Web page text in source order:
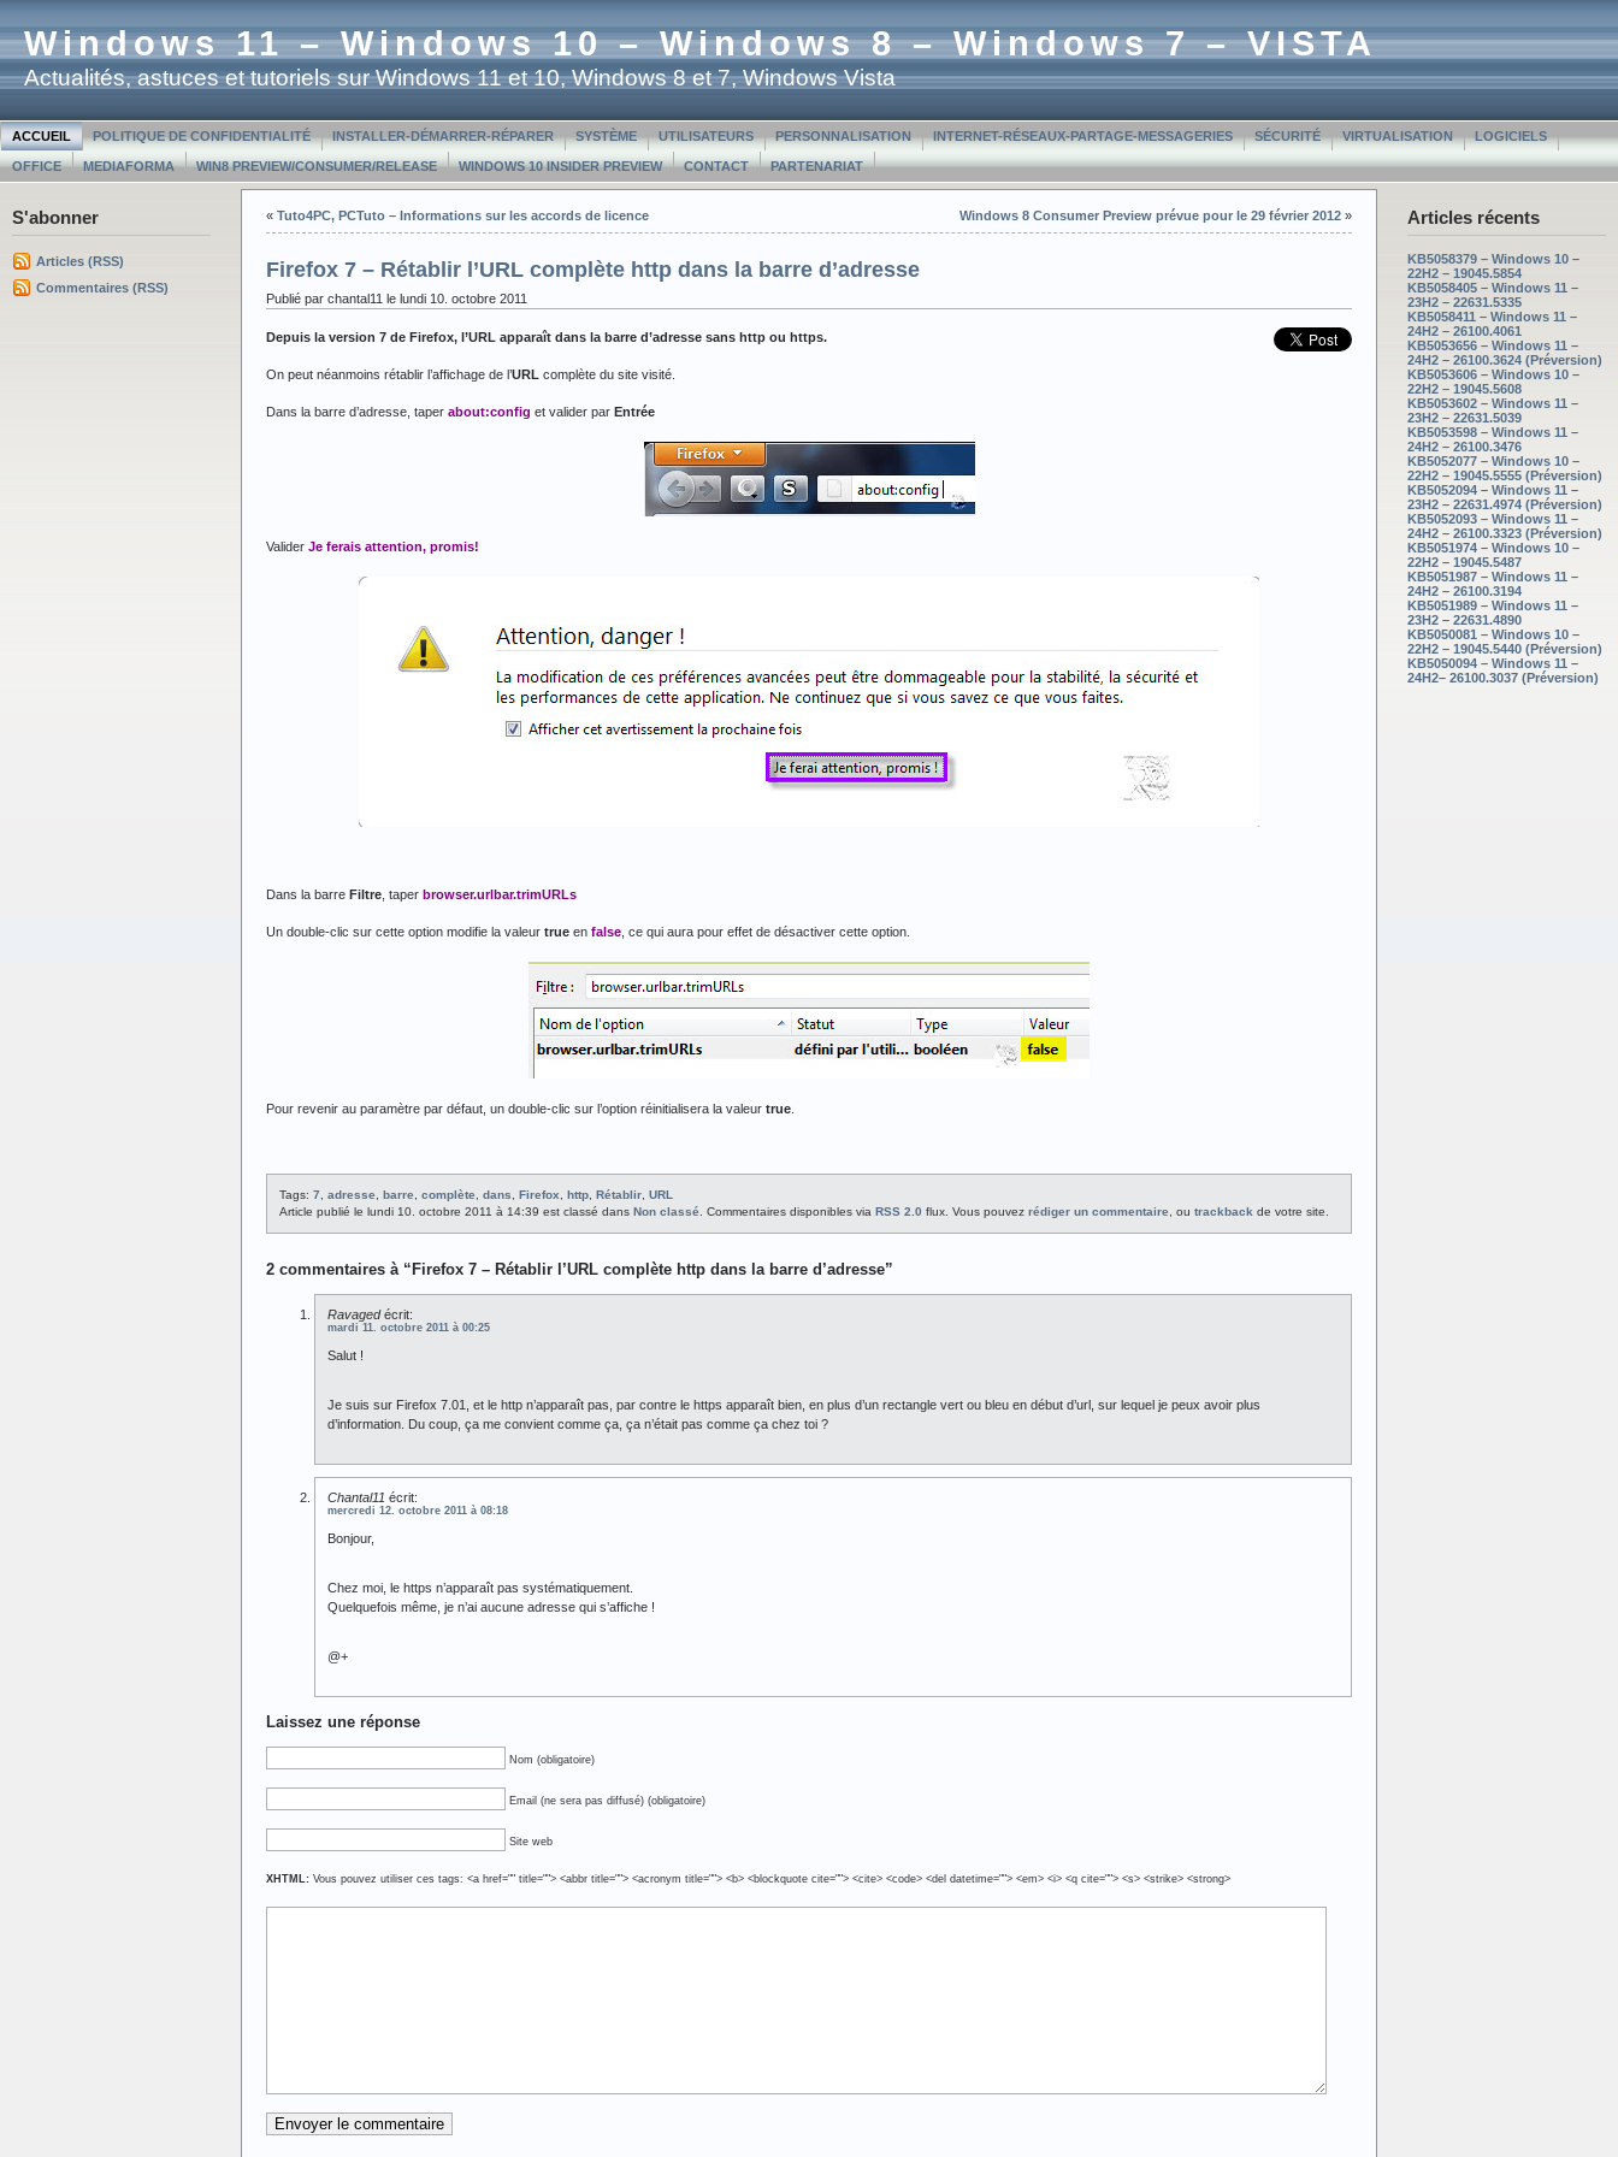
Windows 11 – Windows 10 – Windows 8 – Windows 7 – VISTA
Actualités, astuces et tutoriels sur Windows 11 et 10, Windows 8 et 7, Windows Vista
ACCUEIL POLITIQUE DE CONFIDENTIALITÉ INSTALLER-DÉMARRER-RÉPARER SYSTÈME UTILISATEURS PERSONNALISATION INTERNET-RÉSEAUX-PARTAGE-MESSAGERIES SÉCURITÉ VIRTUALISATION LOGICIELS
OFFICE MEDIAFORMA WIN8 PREVIEW/CONSUMER/RELEASE WINDOWS 10 INSIDER PREVIEW CONTACT PARTENARIAT
S'abonner
Articles (RSS)
Commentaires (RSS)
Articles récents
KB5058379 – Windows 10 –
22H2 – 19045.5854
KB5058405 – Windows 11 –
23H2 – 22631.5335
KB5058411 – Windows 11 –
24H2 – 26100.4061
KB5053656 – Windows 11 –
24H2 – 26100.3624 (Préversion)
KB5053606 – Windows 10 –
22H2 – 19045.5608
KB5053602 – Windows 11 –
23H2 – 22631.5039
KB5053598 – Windows 11 –
24H2 – 26100.3476
KB5052077 – Windows 10 –
22H2 – 19045.5555 (Préversion)
KB5052094 – Windows 11 –
23H2 – 22631.4974 (Préversion)
KB5052093 – Windows 11 –
24H2 – 26100.3323 (Préversion)
KB5051974 – Windows 10 –
22H2 – 19045.5487
KB5051987 – Windows 11 –
24H2 – 26100.3194
KB5051989 – Windows 11 –
23H2 – 22631.4890
KB5050081 – Windows 10 –
22H2 – 19045.5440 (Préversion)
KB5050094 – Windows 11 –
24H2– 26100.3037 (Préversion)
« Tuto4PC, PCTuto – Informations sur les accords de licence Windows 8 Consumer Preview prévue pour le 29 février 2012 »
Firefox 7 – Rétablir l’URL complète http dans la barre d’adresse
Publié par chantal11 le lundi 10. octobre 2011
Depuis la version 7 de Firefox, l’URL apparaît dans la barre d’adresse sans http ou https.
On peut néanmoins rétablir l’affichage de l’URL complète du site visité.
Dans la barre d’adresse, taper about:config et valider par Entrée
Valider Je ferais attention, promis!
Dans la barre Filtre , taper browser.urlbar.trimURLs
Un double-clic sur cette option modifie la valeur true en false , ce qui aura pour effet de désactiver cette option.
Pour revenir au paramètre par défaut, un double-clic sur l’option réinitialisera la valeur true
Tags: 7 adresse barre complète dans Firefox http Rétablir URL
Article publié le lundi 10. octobre 2011 à 14:39 est classé dans Non classé . Commentaires disponibles via RSS 2.0 flux. Vous pouvez rédiger un commentaire , ou trackback de votre site.
2 commentaires à “Firefox 7 – Rétablir l’URL complète http dans la barre d’adresse”
Ravagedécrit:
mardi 11. octobre 2011 à 00:25
Salut !
Je suis sur Firefox 7.01, et le http n’apparaît pas, par contre le https apparaît bien, en plus d’un rectangle vert ou bleu en début d’url, sur lequel je peux avoir plus
d’information. Du coup, ça me convient comme ça, ça n’était pas comme ça chez toi ?
Chantal11 écrit:
mercredi 12. octobre 2011 à 08:18
Bonjour,
Chez moi, le https n’apparaît pas systématiquement.
Quelquefois même, je n’ai aucune adresse qui s’affiche !
@+
Laissez une réponse
Nom (obligatoire)
Email (ne sera pas diffusé) (obligatoire)
Site web
XHTML: Vous pouvez utiliser ces tags: <a href="" title=""> <abbr title=""> <acronym title=""> <b> <blockquote cite=""> <cite> <code> <del datetime=""> <em> <i> <q cite=""> <s> <strike> <strong>